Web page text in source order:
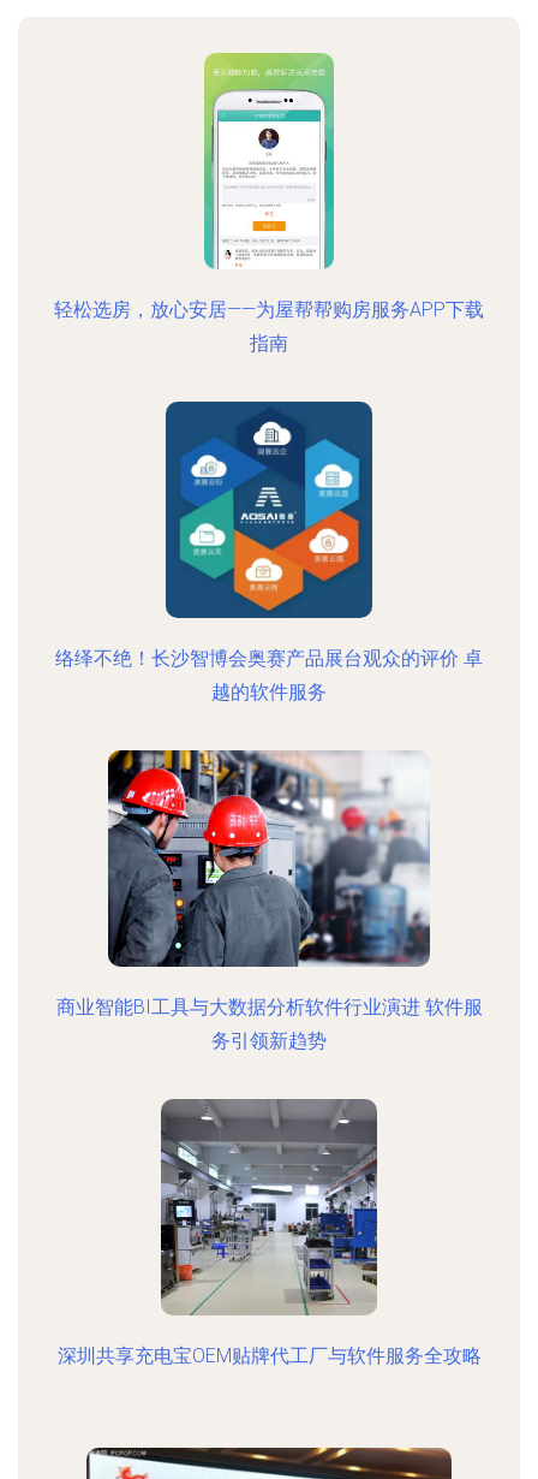
轻松选房，放心安居——为屋帮帮购房服务APP下载
指南
络绎不绝！长沙智博会奥赛产品展台观众的评价 卓
越的软件服务
商业智能BI工具与大数据分析软件行业演进 软件服
务引领新趋势
深圳共享充电宝OEM贴牌代工厂与软件服务全攻略